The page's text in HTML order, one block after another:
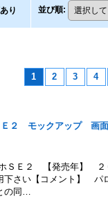
り 並び順:
1 2 3 4
Ｅ２ モックアップ 画
ＳＥ２ 【発売年】
下さい【コメント】 パ
の同…